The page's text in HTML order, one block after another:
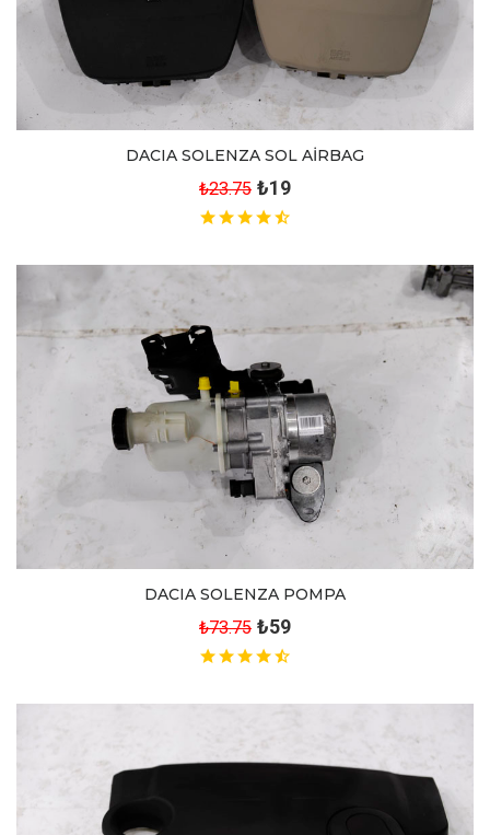
DACIA SOLENZA SOL AİRBAG
₺23.75 ₺19
DACIA SOLENZA POMPA
₺73.75 ₺59